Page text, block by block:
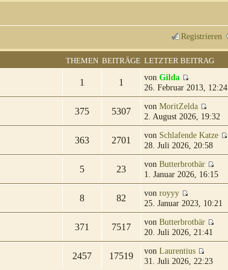
Registrieren
THEMEN BEITRÄGE LETZTER BEITRAG
1 1 von Gilda
26. Februar 2013, 12:24
375 5307 von MoritZelda
2. August 2026, 19:32
363 2701 von Schlafende Katze
28. Juli 2026, 20:58
5 23 von Butterbrotbär
1. Januar 2026, 16:15
8 82 von royyy
25. Januar 2023, 10:21
371 7517 von Butterbrotbär
20. Juli 2026, 21:41
2457 17519 von Laurentius
31. Juli 2026, 22:23